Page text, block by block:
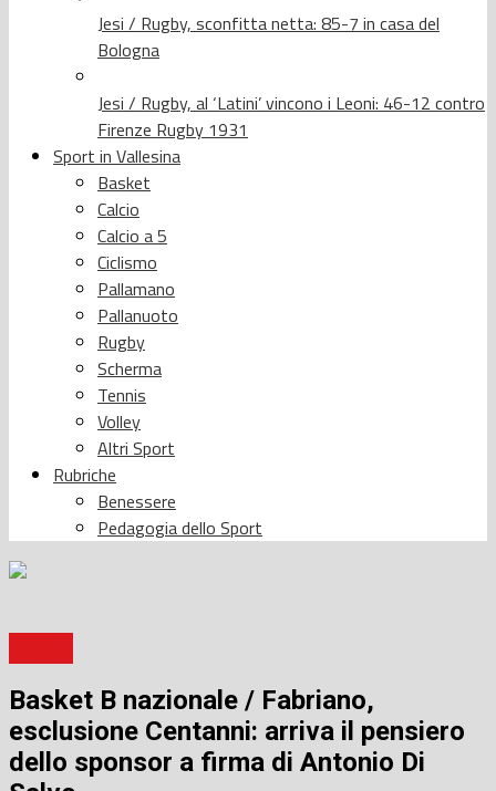
Jesi / Rugby, sconfitta netta: 85-7 in casa del
Bologna
Jesi / Rugby, al ‘Latini’ vincono i Leoni: 46-12 contro
Firenze Rugby 1931
Sport in Vallesina
Basket
Calcio
Calcio a 5
Ciclismo
Pallamano
Pallanuoto
Rugby
Scherma
Tennis
Volley
Altri Sport
Rubriche
Benessere
Pedagogia dello Sport
Basket B nazionale / Fabriano,
esclusione Centanni: arriva il pensiero
dello sponsor a firma di Antonio Di